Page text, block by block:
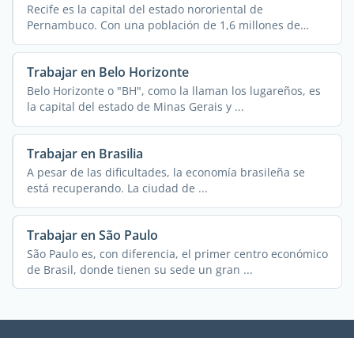
Recife es la capital del estado nororiental de
Pernambuco. Con una población de 1,6 millones de
habitantes ...
Trabajar en Belo Horizonte
Belo Horizonte o "BH", como la llaman los lugareños, es
la capital del estado de Minas Gerais y ...
Trabajar en Brasilia
A pesar de las dificultades, la economía brasileña se
está recuperando. La ciudad de ...
Trabajar en São Paulo
São Paulo es, con diferencia, el primer centro económico
de Brasil, donde tienen su sede un gran ...